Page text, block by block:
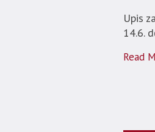
Upis
14.6.
Read